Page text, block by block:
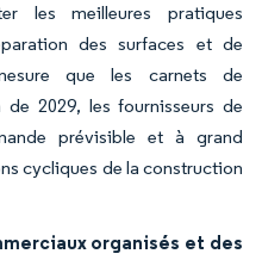
les meilleures pratiques
des surfaces et de
que les carnets de
de 2029, les fournisseurs de
prévisible et à grand
cycliques de la construction
organisés et des